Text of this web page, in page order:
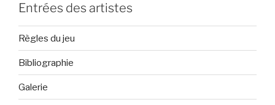
Entrées des artistes
Règles du jeu
Bibliographie
Galerie